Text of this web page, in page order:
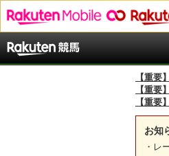
【重要
【重要
【重要
お知
・レ